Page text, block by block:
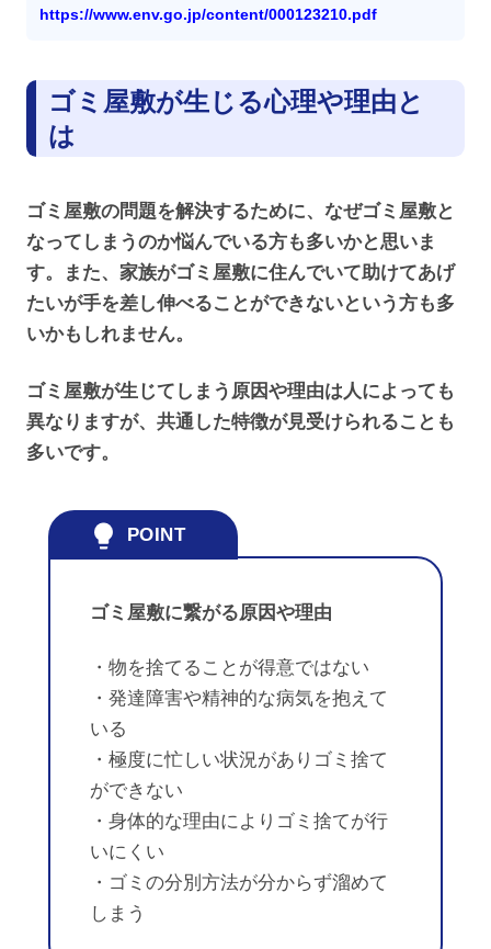
https://www.env.go.jp/content/000123210.pdf
ゴミ屋敷が生じる心理や理由と
は
ゴミ屋敷の問題を解決するために、なぜゴミ屋敷と
なってしまうのか悩んでいる方も多いかと思いま
す。また、家族がゴミ屋敷に住んでいて助けてあげ
たいが手を差し伸べることができないという方も多
いかもしれません。
ゴミ屋敷が生じてしまう原因や理由は人によっても
異なりますが、共通した特徴が見受けられることも
多いです。
ゴミ屋敷に繋がる原因や理由
・物を捨てることが得意ではない
・発達障害や精神的な病気を抱えて
いる
・極度に忙しい状況がありゴミ捨て
ができない
・身体的な理由によりゴミ捨てが行
いにくい
・ゴミの分別方法が分からず溜めて
しまう